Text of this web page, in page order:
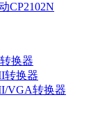
CP2102N
换器
转换器
VGA转换器